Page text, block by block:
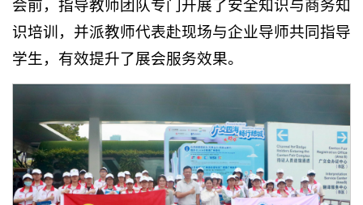
会前，指导教师团队专门开展了安全知识与商务知
识培训，并派教师代表赴现场与企业导师共同指导
学生，有效提升了展会服务效果。